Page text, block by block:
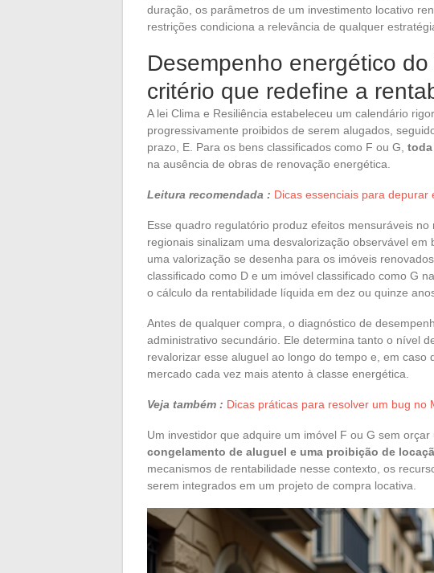
duração, os parâmetros de um investimento locativo
restrições condiciona a relevância de qualquer
Desempenho energético
critério que redefine a
A lei Clima e Resiliência estabeleceu um calendário
progressivamente proibidos de serem alugados,
prazo, E. Para os bens classificados como F ou G,
na ausência de obras de renovação energética.
Leitura recomendada : Dicas essenciais para depurar
Esse quadro regulatório produz efeitos mensuráveis
regionais sinalizam uma desvalorização observável em
uma valorização se desenha para os imóveis
classificado como D e um imóvel classificado como G
o cálculo da rentabilidade líquida em dez ou quinze
Antes de qualquer compra, o diagnóstico de
administrativo secundário. Ele determina tanto o nível
revalorizar esse aluguel ao longo do tempo e, em caso
mercado cada vez mais atento à classe energética.
Veja também : Dicas práticas para resolver um bug no
Um investidor que adquire um imóvel F ou G sem
congelamento de aluguel e uma proibição de
mecanismos de rentabilidade nesse contexto, os
serem integrados em um projeto de compra locativa.